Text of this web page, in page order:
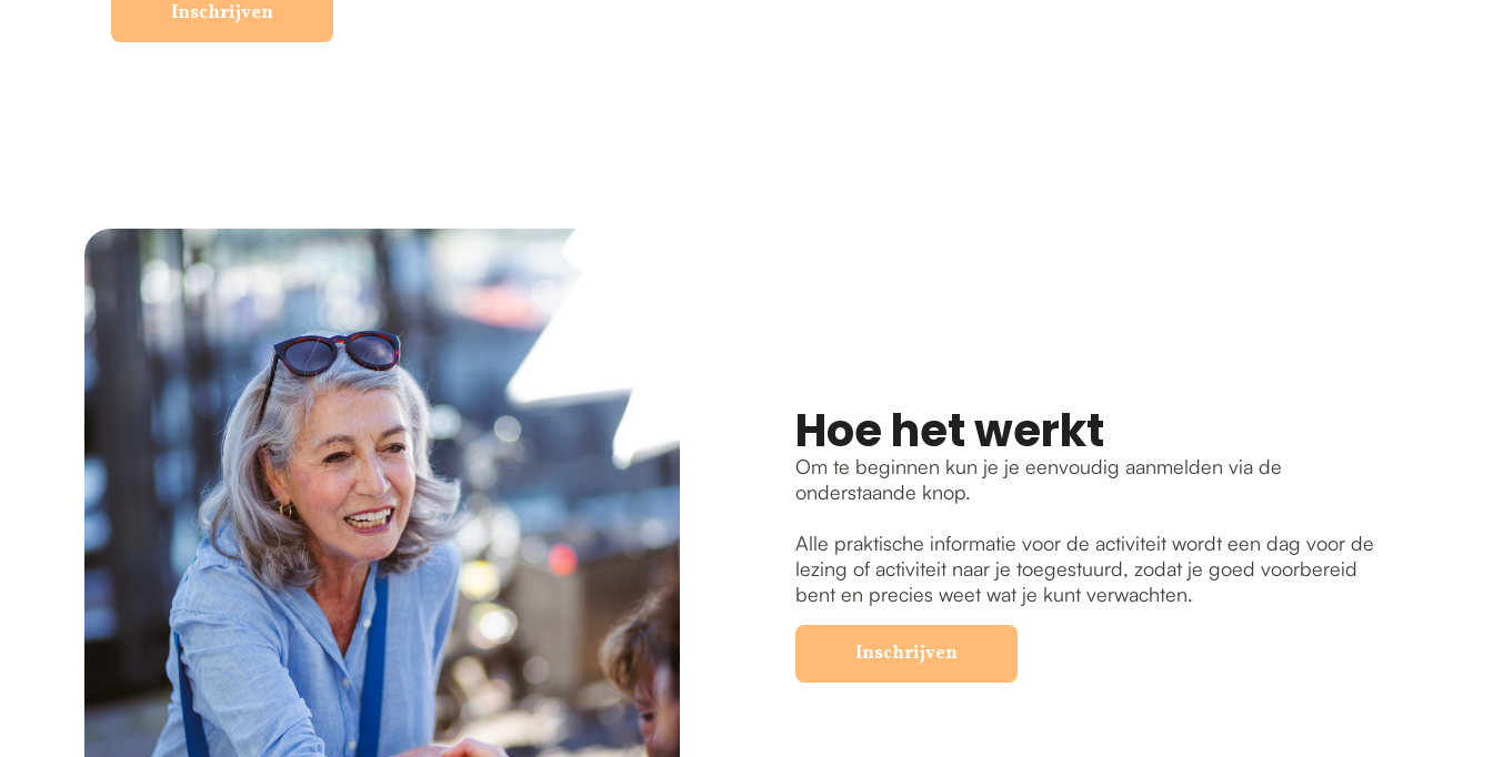
Inschrijven
Hoe het werkt
Om te beginnen kun je je eenvoudig aanmelden via de
onderstaande knop.
Alle praktische informatie voor de activiteit wordt een dag voor de
lezing of activiteit naar je toegestuurd, zodat je goed voorbereid
bent en precies weet wat je kunt verwachten.
Inschrijven